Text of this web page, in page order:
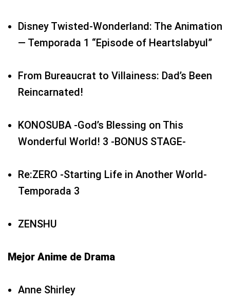
Disney Twisted-Wonderland: The Animation
— Temporada 1 “Episode of Heartslabyul”
From Bureaucrat to Villainess: Dad’s Been
Reincarnated!
KONOSUBA -God’s Blessing on This
Wonderful World! 3 -BONUS STAGE-
Re:ZERO -Starting Life in Another World-
Temporada 3
ZENSHU
Mejor Anime de Drama
Anne Shirley